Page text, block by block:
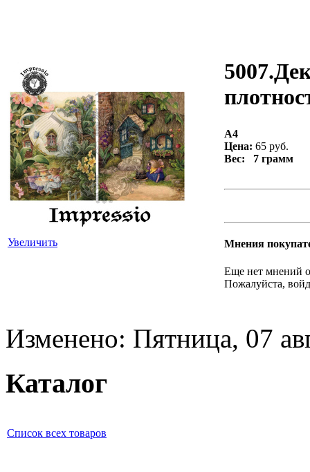
Увеличить
А4
Цена: 65 руб.
Вес: 7 грамм
Мнения
Еще нет мнений
Пожалуйста,
Изменено: Пятница, 07
Каталог
Список всех товаров